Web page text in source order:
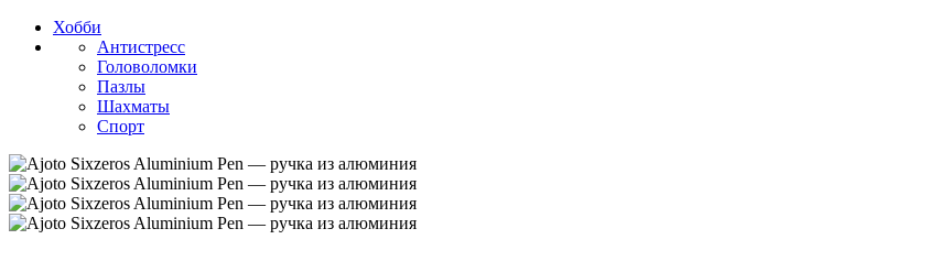
Хобби
Антистресс
Головоломки
Пазлы
Шахматы
Спорт